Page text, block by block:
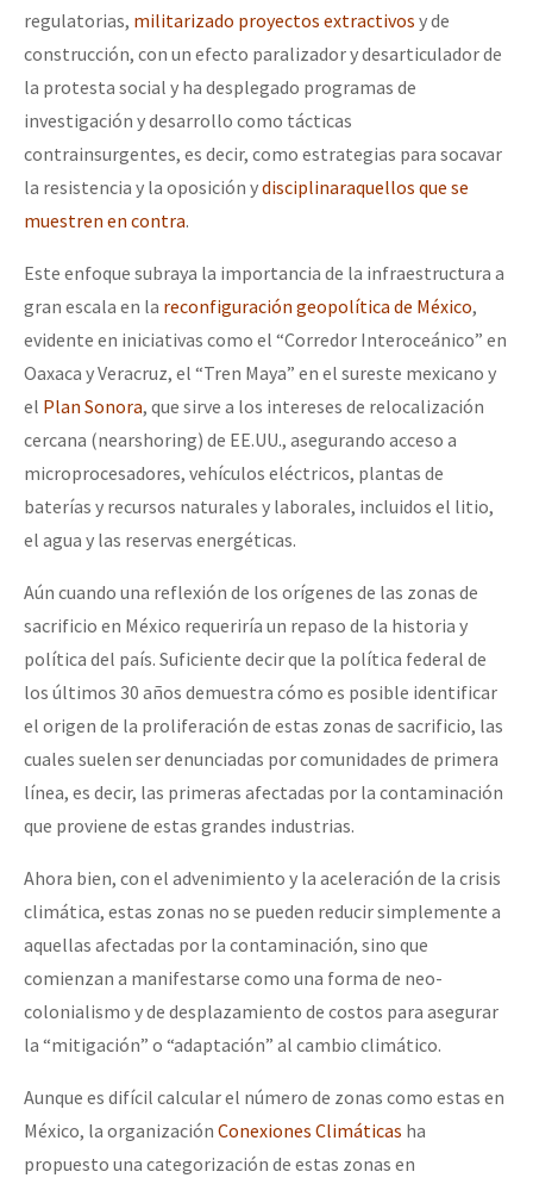
regulatorias, militarizado proyectos extractivos y de
construcción, con un efecto paralizador y desarticulador de
la protesta social y ha desplegado programas de
investigación y desarrollo como tácticas
contrainsurgentes, es decir, como estrategias para socavar
la resistencia y la oposición ydisciplinaraquellos que se
muestren en contra.
Este enfoque subraya la importancia de la infraestructura a
gran escala en la reconfiguración geopolítica de México,
evidente en iniciativas como el “Corredor Interoceánico” en
Oaxaca y Veracruz, el “Tren Maya” en el sureste mexicano y
el Plan Sonora, que sirve a los intereses de relocalización
cercana (nearshoring) de EE.UU., asegurando acceso a
microprocesadores, vehículos eléctricos, plantas de
baterías y recursos naturales y laborales, incluidos el litio,
el agua y las reservas energéticas.
Aún cuando una reflexión de los orígenes de las zonas de
sacrificio en México requeriría un repaso de la historia y
política del país. Suficiente decir que la política federal de
los últimos 30 años demuestra cómo es posible identificar
el origen de la proliferación de estas zonas de sacrificio, las
cuales suelen ser denunciadas por comunidades de primera
línea, es decir, las primeras afectadas por la contaminación
que proviene de estas grandes industrias.
Ahora bien, con el advenimiento y la aceleración de la crisis
climática, estas zonas no se pueden reducir simplemente a
aquellas afectadas por la contaminación, sino que
comienzan a manifestarse como una forma de neo-
colonialismo y de desplazamiento de costos para asegurar
la “mitigación” o “adaptación” al cambio climático.
Aunque es difícil calcular el número de zonas como estas en
México, la organización Conexiones Climáticas ha
propuesto una categorización de estas zonas en